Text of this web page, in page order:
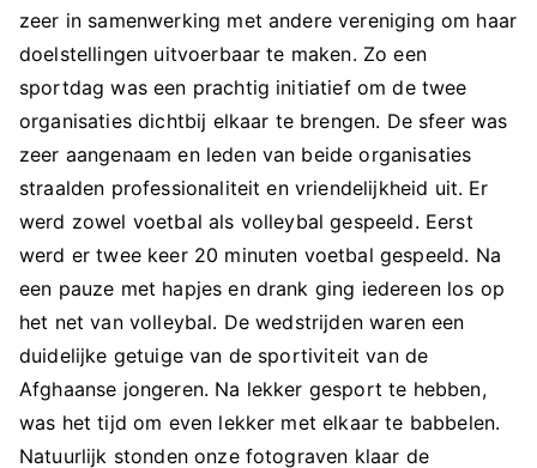
zeer in samenwerking met andere vereniging om haar
doelstellingen uitvoerbaar te maken. Zo een
sportdag was een prachtig initiatief om de twee
organisaties dichtbij elkaar te brengen. De sfeer was
zeer aangenaam en leden van beide organisaties
straalden professionaliteit en vriendelijkheid uit. Er
werd zowel voetbal als volleybal gespeeld. Eerst
werd er twee keer 20 minuten voetbal gespeeld. Na
een pauze met hapjes en drank ging iedereen los op
het net van volleybal. De wedstrijden waren een
duidelijke getuige van de sportiviteit van de
Afghaanse jongeren. Na lekker gesport te hebben,
was het tijd om even lekker met elkaar te babbelen.
Natuurlijk stonden onze fotograven klaar de